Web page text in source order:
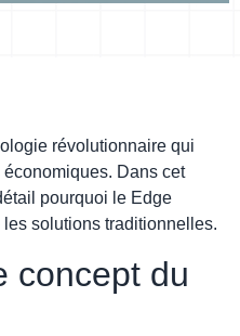
révolutionnaire qui
Dans cet
pourquoi le Edge
solutions traditionnelles.
concept du